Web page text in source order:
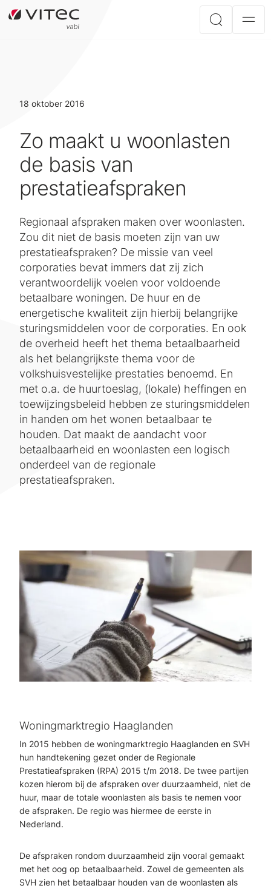
18 oktober 2016
Zo maakt u woonlasten
de basis van
prestatieafspraken
Regionaal afspraken maken over woonlasten.
Zou dit niet de basis moeten zijn van uw
prestatieafspraken? De missie van veel
corporaties bevat immers dat zij zich
verantwoordelijk voelen voor voldoende
betaalbare woningen. De huur en de
energetische kwaliteit zijn hierbij belangrijke
sturingsmiddelen voor de corporaties. En ook
de overheid heeft het thema betaalbaarheid
als het belangrijkste thema voor de
volkshuisvestelijke prestaties benoemd. En
met o.a. de huurtoeslag, (lokale) heffingen en
toewijzingsbeleid hebben ze sturingsmiddelen
in handen om het wonen betaalbaar te
houden. Dat maakt de aandacht voor
betaalbaarheid en woonlasten een logisch
onderdeel van de regionale
prestatieafspraken.
Woningmarktregio Haaglanden
In 2015 hebben de woningmarktregio Haaglanden en SVH
hun handtekening gezet onder de Regionale
Prestatieafspraken (RPA) 2015 t/m 2018. De twee partijen
kozen hierom bij de afspraken over duurzaamheid, niet de
huur, maar de totale woonlasten als basis te nemen voor
de afspraken. De regio was hiermee de eerste in
Nederland.
De afspraken rondom duurzaamheid zijn vooral gemaakt
met het oog op betaalbaarheid. Zowel de gemeenten als
SVH zien het betaalbaar houden van de woonlasten als